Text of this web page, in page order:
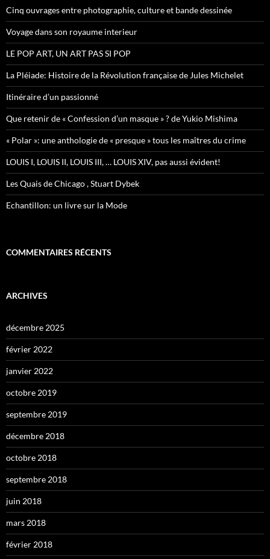
h
e
r
:
Cinq ouvrages entre photographie, culture et bande dessinée
Voyage dans son royaume interieur
LE POP ART, UN ART PAS SI POP
La Pléiade: Histoire de la Révolution française de Jules Michelet
Itinéraire d’un passionné
Que retenir de « Confession d’un masque » ? de Yukio Mishima
« Polar »: une anthologie de « presque » tous les maîtres du crime
LOUIS I, LOUIS II, LOUIS III, … LOUIS XIV, pas aussi évident!
Les Quais de Chicago , Stuart Dybek
Echantillon: un livre sur la Mode
COMMENTAIRES RÉCENTS
ARCHIVES
décembre 2025
février 2022
janvier 2022
octobre 2019
septembre 2019
décembre 2018
octobre 2018
septembre 2018
juin 2018
mars 2018
février 2018